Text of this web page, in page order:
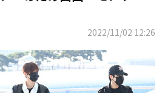
2022/11/02 12:26